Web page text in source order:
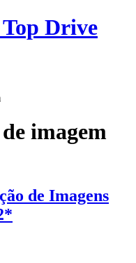
Drive
imagem
de Imagens